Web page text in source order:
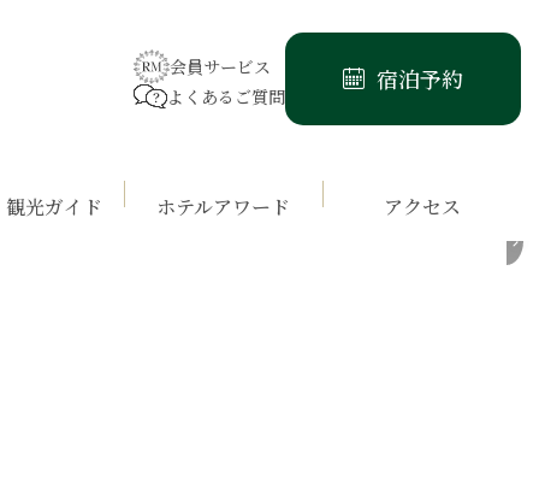
会員サービス
よくあるご質問
宿泊予約
光ガイド ホテルアワード アクセス